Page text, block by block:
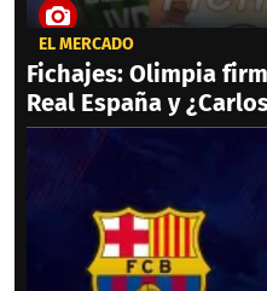
EL MERCADO
Fichajes: Olimpia
Real España y